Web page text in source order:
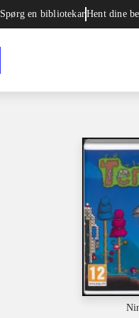
Spørg en bibliotekarHent dine